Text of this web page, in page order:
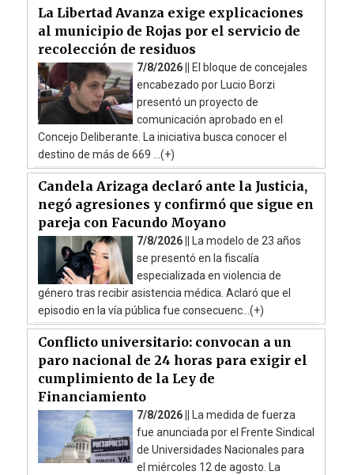
La Libertad Avanza exige explicaciones
al municipio de Rojas por el servicio de
recolección de residuos
7/8/2026 ||
El bloque de concejales
encabezado por Lucio Borzi
presentó un proyecto de
comunicación aprobado en el
Concejo Deliberante. La iniciativa busca conocer el
destino de más de 669 ...(+)
Candela Arizaga declaró ante la Justicia,
negó agresiones y confirmó que sigue en
pareja con Facundo Moyano
7/8/2026 ||
La modelo de 23 años
se presentó en la fiscalía
especializada en violencia de
género tras recibir asistencia médica. Aclaró que el
episodio en la vía pública fue consecuenc...(+)
Conflicto universitario: convocan a un
paro nacional de 24 horas para exigir el
cumplimiento de la Ley de
Financiamiento
7/8/2026 ||
La medida de fuerza
fue anunciada por el Frente Sindical
de Universidades Nacionales para
el miércoles 12 de agosto. La